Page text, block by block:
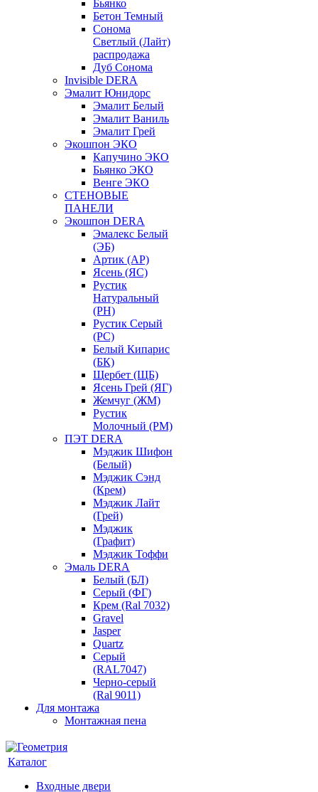
Бьянко
Бетон Темный
Сонома
Светлый (Лайт)
распродажа
Дуб Сонома
Invisible DERA
Эмалит Юнидорс
Эмалит Белый
Эмалит Ваниль
Эмалит Грей
Экошпон ЭКО
Капучино ЭКО
Бьянко ЭКО
Венге ЭКО
СТЕНОВЫЕ
ПАНЕЛИ
Экошпон DERA
Эмалекс Белый
(ЭБ)
Артик (АР)
Ясень (ЯС)
Рустик
Натуральный
(РН)
Рустик Серый
(РС)
Белый Кипарис
(БК)
Щербет (ЩБ)
Ясень Грей (ЯГ)
Жемчуг (ЖМ)
Рустик
Молочный (РМ)
ПЭТ DERA
Мэджик Шифон
(Белый)
Мэджик Сэнд
(Крем)
Мэджик Лайт
(Грей)
Мэджик
(Графит)
Мэджик Тоффи
Эмаль DERA
Белый (БЛ)
Серый (ФГ)
Крем (Ral 7032)
Gravel
Jasper
Quartz
Серый
(RAL7047)
Черно-серый
(Ral 9011)
Для монтажа
Монтажная пена
Каталог
Входные двери